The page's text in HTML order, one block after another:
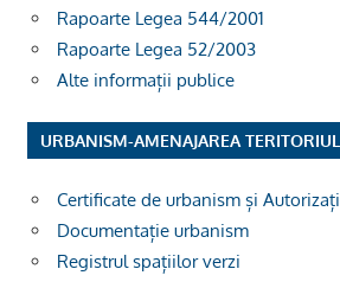
Rapoarte Legea 544/2001
Rapoarte Legea 52/2003
Alte informații publice
URBANISM-AMENAJAREA
Certificate de urbanism și
Documentație urbanism
Registrul spațiilor verzi